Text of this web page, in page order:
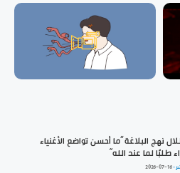
نهج البلاغة ”ما أحسن تواضع الأغنياء
طلبًا لما عند الله“
:
2026-07-16